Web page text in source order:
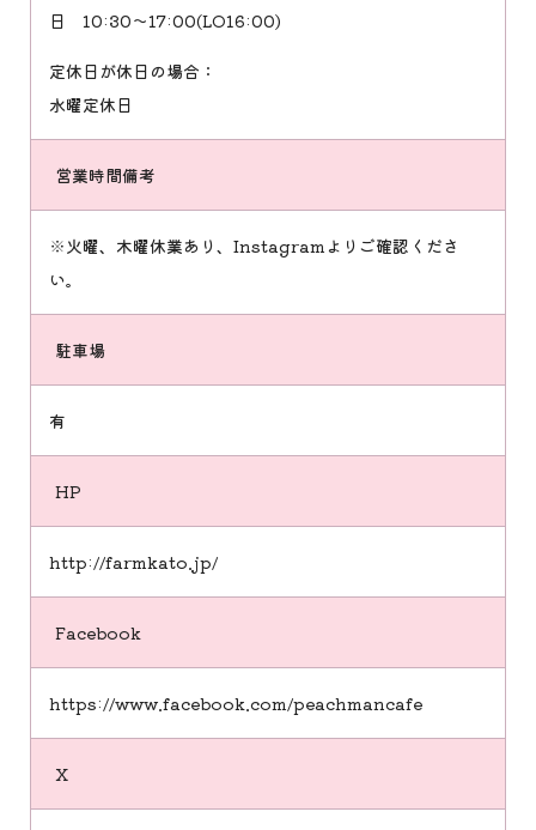
日
10:30〜17:00(LO16:00)
定休日が休日の場合：
水曜定休日
営業時間備考
※火曜、木曜休業あり、Instagramよりご確認くださ
い。
駐車場
有
HP
http://farmkato.jp/
Facebook
https://www.facebook.com/peachmancafe
X